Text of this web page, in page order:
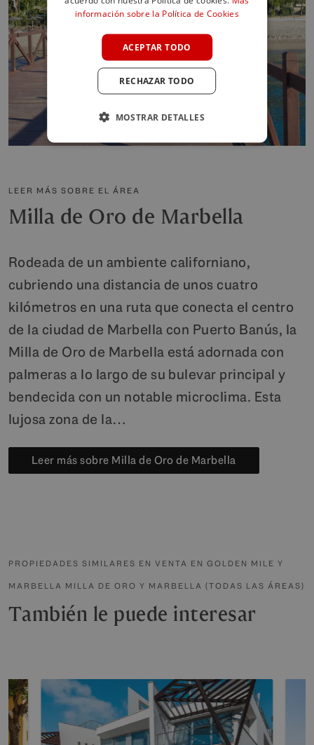
LEER MÁS SOBRE EL ÁREA
Milla de Oro de Marbella
Rodeada de un ambiente californiano,
cubriendo una distancia de unos cuatro
kilómetros en una ruta que conecta el centro
de la ciudad de Marbella con Puerto Banús, la
Milla de Oro de Marbella está adornada con
palmeras a lo largo de su bulevar principal y
bendecida con un notable microclima. Esta
lujosa zona de la…
Leer más sobre Milla de Oro de Marbella
PROPIEDADES SIMILARES EN VENTA EN GOLDEN MILE Y
MARBELLA MILLA DE ORO Y MARBELLA (TODAS LAS ÁREAS)
También le puede interesar
POLISH
información sobre la Política de Cookies
ACEPTAR TODO
RECHAZAR TODO
MOSTRAR DETALLES